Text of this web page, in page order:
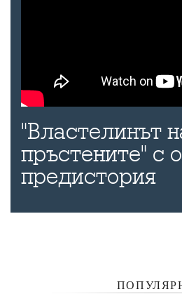
"Властелинът
пръстените" с
предистория